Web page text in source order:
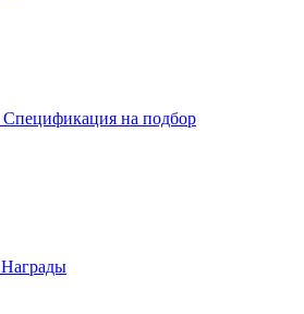
Спецификация на подбор
Награды